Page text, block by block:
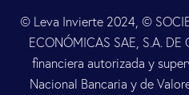
© Leva Invierte 2024, ©
ECONÓMICAS SAE, S.A. DE
financiera autorizada y
Nacional Bancaria y de